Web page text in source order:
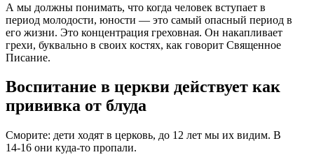
А мы должны понимать, что когда человек вступает в
период молодости, юности — это самый опасный период в
его жизни. Это концентрация греховная. Он накапливает
грехи, буквально в своих костях, как говорит Священное
Писание.
Воспитание в церкви действует как
прививка от блуда
Сморите: дети ходят в церковь, до 12 лет мы их видим. В
14-16 они куда-то пропали.